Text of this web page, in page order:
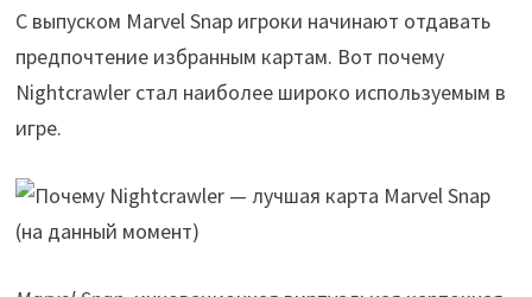
С выпуском Marvel Snap игроки начинают отдавать
предпочтение избранным картам. Вот почему
Nightcrawler стал наиболее широко используемым в
игре.